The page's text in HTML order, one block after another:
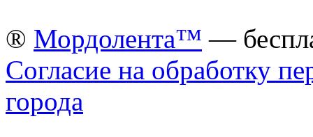
® Мордолента™ —
Согласие на обработку
города